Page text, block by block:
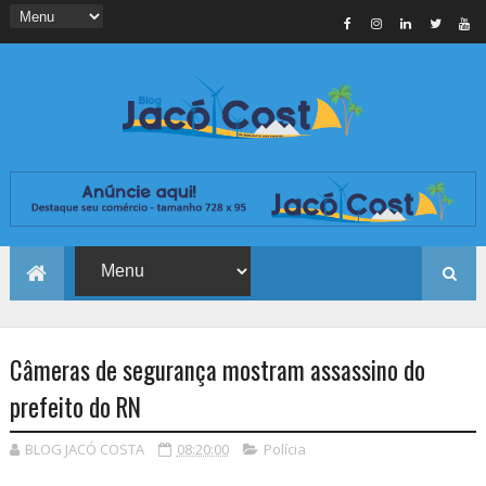
Câmeras de segurança mostram assassino do
prefeito do RN
BLOG JACÓ COSTA 08:20:00 Polícia